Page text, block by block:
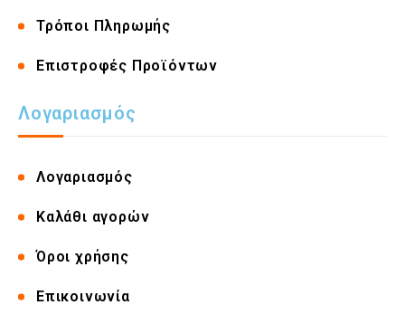
Τρόποι Πληρωμής
Επιστροφές Προϊόντων
Λογαριασμός
Λογαριασμός
Καλάθι αγορών
Όροι χρήσης
Επικοινωνία